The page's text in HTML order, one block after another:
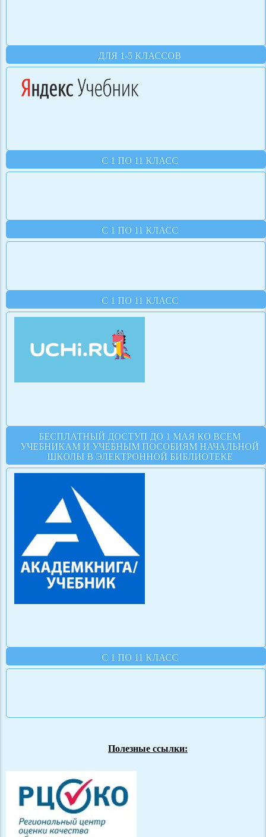
ДЛЯ 1-5 КЛАССОВ
С 1 ПО 11 КЛАСС
С 1 ПО 11 КЛАСС
С 1 ПО 11 КЛАСС
БЕСПЛАТНЫЙ ДОСТУП ДО 1 МАЯ КО ВСЕМ
УЧЕБНИКАМ И УЧЕБНЫМ ПОСОБИЯМ НАЧАЛЬНОЙ
ШКОЛЫ В ЭЛЕКТРОННОЙ БИБЛИОТЕКЕ
С 1 ПО 11 КЛАСС
Полезные ссылки: